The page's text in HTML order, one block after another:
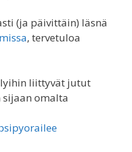
(ja päivittäin) läsnä
, tervetuloa
liittyvät jutut
omalta